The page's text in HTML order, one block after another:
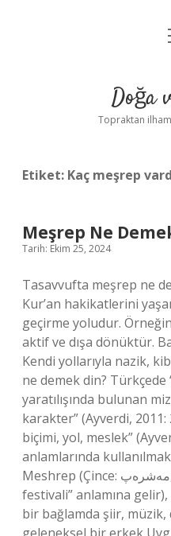
Doğa
Topraktan
Etiket: Kaç meşrep
Meşrep Ne
Tarih: Ekim 25, 2024
Tasavvufta meşrep ne
Kur’an hakikatlerini
geçirme yoludur.
aktif ve dışa dönüktür.
Kendi yollarıyla nazik,
ne demek din? Türkçede
yaratılışında bulunan
karakter” (Ayverdi, 2011:
biçimi, yol, meslek”
anlamlarında
Meshrep (Çince: مەشرەپ‎, çevirisi: meshrep, “hasat
festivali” anlamına gelir),
bir bağlamda şiir, müzik,